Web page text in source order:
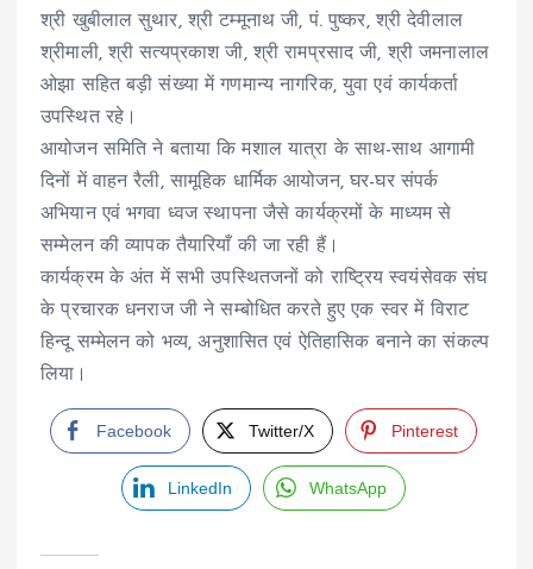
श्री खुबीलाल सुथार, श्री टम्मूनाथ जी, पं. पुष्कर, श्री देवीलाल
श्रीमाली, श्री सत्यप्रकाश जी, श्री रामप्रसाद जी, श्री जमनालाल
ओझा सहित बड़ी संख्या में गणमान्य नागरिक, युवा एवं कार्यकर्ता
उपस्थित रहे।
आयोजन समिति ने बताया कि मशाल यात्रा के साथ-साथ आगामी
दिनों में वाहन रैली, सामूहिक धार्मिक आयोजन, घर-घर संपर्क
अभियान एवं भगवा ध्वज स्थापना जैसे कार्यक्रमों के माध्यम से
सम्मेलन की व्यापक तैयारियाँ की जा रही हैं।
कार्यक्रम के अंत में सभी उपस्थितजनों को राष्ट्रिय स्वयंसेवक संघ
के प्रचारक धनराज जी ने सम्बोधित करते हुए एक स्वर में विराट
हिन्दू सम्मेलन को भव्य, अनुशासित एवं ऐतिहासिक बनाने का संकल्प
लिया।
Facebook Twitter/X Pinterest
LinkedIn WhatsApp